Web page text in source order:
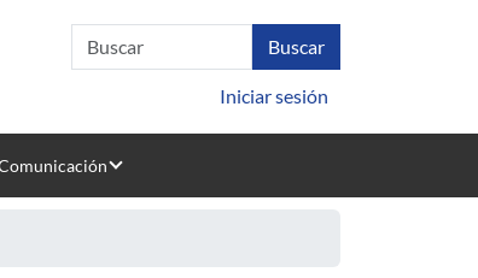
Iniciar sesión